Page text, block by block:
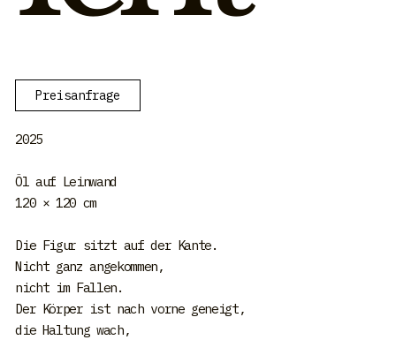
Preisanfrage
2025
Öl auf Leinwand
120 × 120 cm
Die Figur sitzt auf der Kante.
Nicht ganz angekommen,
nicht im Fallen.
Der Körper ist nach vorne geneigt,
die Haltung wach,